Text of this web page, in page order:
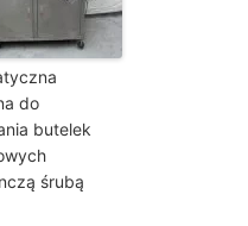
do
butelek
śrubą